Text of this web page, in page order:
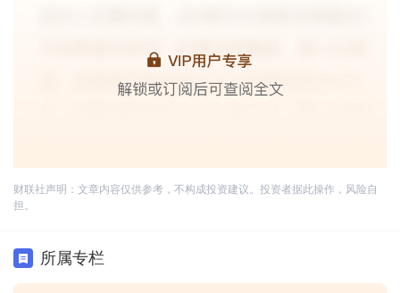
财联社声明：文章内容仅供参考，不构成投资建议。投资者据此操作，风险自
担。
所属专栏